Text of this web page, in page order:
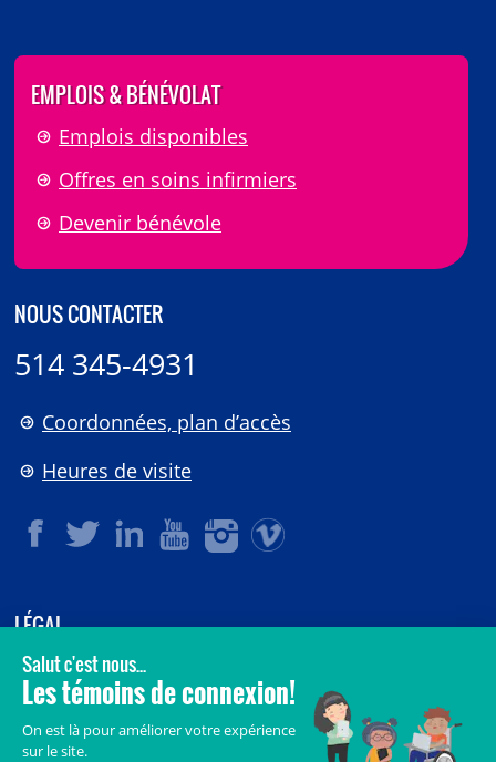
EMPLOIS & BÉNÉVOLAT
Emplois disponibles
Offres en soins infirmiers
Devenir bénévole
NOUS CONTACTER
514 345-4931
Coordonnées, plan d’accès
Heures de visite
LÉGAL
© 2006-2026CHU Sainte-Justine.
Tous droits réservés.
Crédits
Accès aux documents des organismes publics